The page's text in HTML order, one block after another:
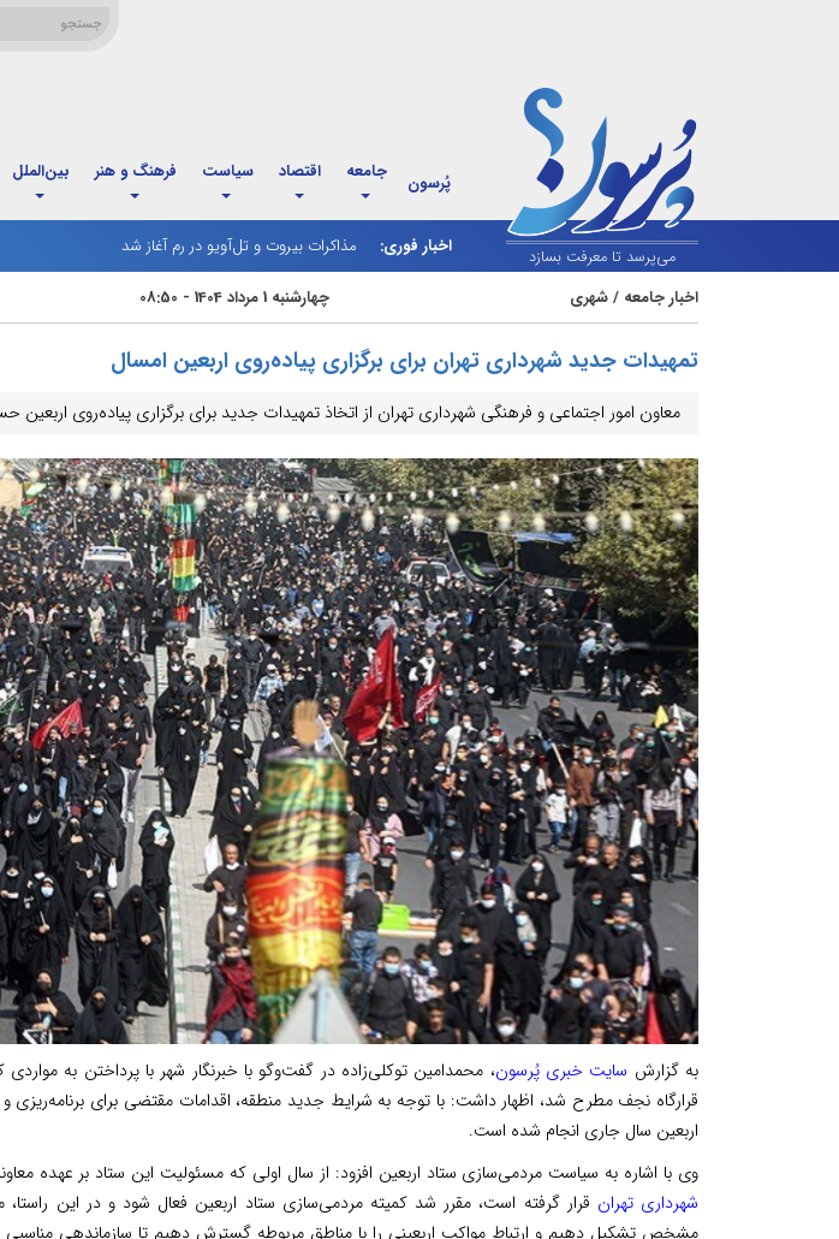
می‌پرسد تا معرفت بسازد
پُرسون جامعه اقتصاد سیاست فرهنگ و هنر بین‌الملل
اخبار فوری:
مذاکرات بیروت و تل‌آویو در رم آغاز شد
اخبار جامعه /شهری چهارشنبه 1 مرداد 1404 - 08:50
تمهیدات جدید شهرداری تهران برای برگزاری پیاده‌روی اربعین امسال
معاون امور اجتماعی و فرهنگی شهرداری تهران از اتخاذ تمهیدات جدید برای برگزاری پیاده‌روی اربعین
به گزارش سایت خبری پُرسون، محمدامین توکلی‌زاده در گفت‌وگو با خبرنگار شهر با پرداختن به
قرارگاه نجف مطرح شد، اظهار داشت: با توجه به شرایط جدید منطقه، اقدامات مقتضی برای برنامه‌ریزی و
اربعین سال جاری انجام شده است.
وی با اشاره به سیاست مردمی‌سازی ستاد اربعین افزود: از سال اولی که مسئولیت این ستاد بر عهده
شهرداری تهران قرار گرفته است، مقرر شد کمیته مردمی‌سازی ستاد اربعین فعال شود و در این
مشخص تشکیل دهیم و ارتباط مواکب اربعینی را با مناطق مربوطه گسترش دهیم تا سازماندهی